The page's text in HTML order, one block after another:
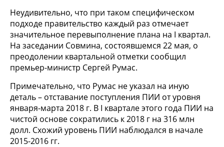
Неудивительно, что при таком специфическом
подходе правительство каждый раз отмечает
значительное перевыполнение плана на I квартал.
На заседании Совмина, состоявшемся 22 мая, о
преодолении квартальной отметки сообщил
премьер-министр Сергей Румас.
Примечательно, что Румас не указал на иную
деталь – отставание поступления ПИИ от уровня
января-марта 2018 г. В I квартале этого года ПИИ на
чистой основе сократились к 2018 г на 316 млн
долл. Схожий уровень ПИИ наблюдался в начале
2015-2016 гг.